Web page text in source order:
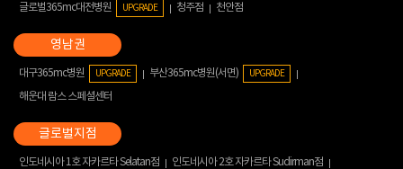
글로벌365mc대전병원 UPGRADE 청주점 천안점
대구365mc병원 UPGRADE 부산365mc병원(서면) UPGRADE
해운대 람스 스페셜센터
인도네시아 1호 자카르타 Selatan점
인도네시아 2호 자카르타 Sudirman점